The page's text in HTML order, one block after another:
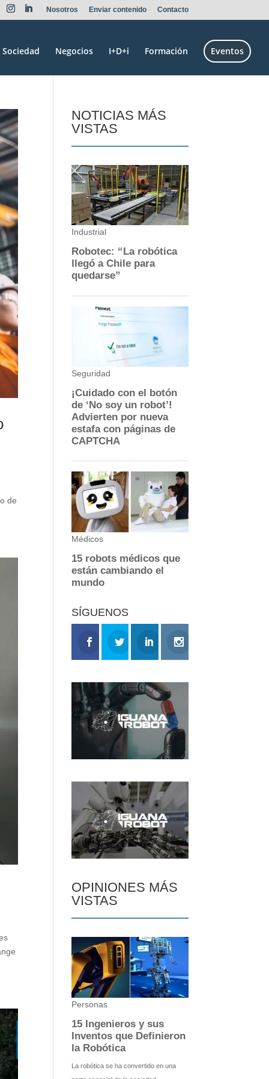
Nosotros Enviar contenido Contacto
Sociedad Negocios I+D+i Formación Eventos
de
NOTICIAS MÁS
VISTAS
SÍGUENOS
OPINIONES MÁS
VISTAS